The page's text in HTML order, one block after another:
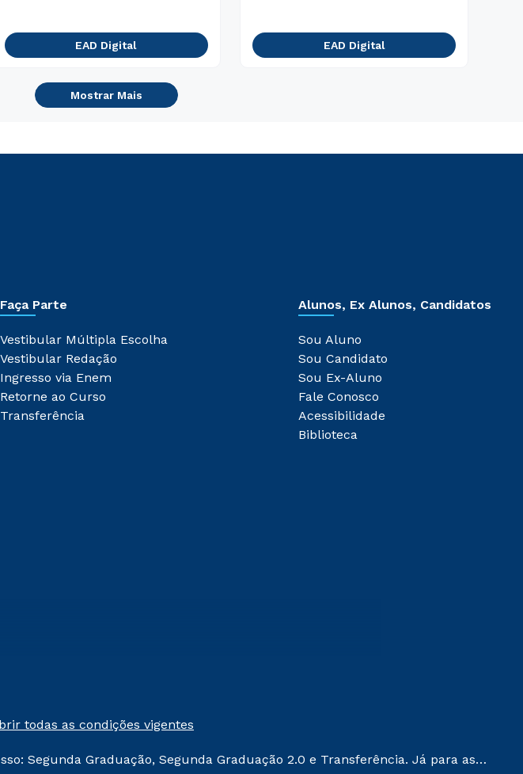
EAD Digital EAD Digital
Mostrar Mais
Faça Parte
Vestibular Múltipla Escolha
Vestibular Redação
Ingresso via Enem
Retorne ao Curso
Transferência
Alunos, Ex Alunos, Candidatos
Sou Aluno
Sou Candidato
Sou Ex-Aluno
Fale Conosco
Acessibilidade
Biblioteca
todas as condições vigentes
Segunda Graduação, Segunda Graduação 2.0 e Transferência. Já para as